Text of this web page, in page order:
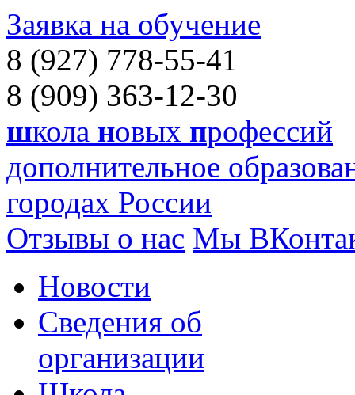
Заявка на обучение
8 (927) 778-55-41
8 (909) 363-12-30
школа новых профессий
дополнительное
городах России
Отзывы о нас Мы
Новости
Сведения об
организации